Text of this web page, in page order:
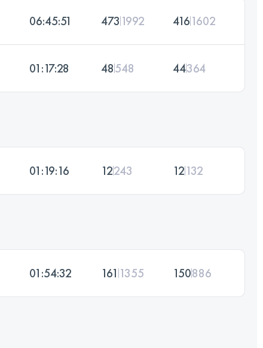
06:45:51 473 1992 4161602
01:17:28 48548 44364
01:19:16 12243 12132
01:54:32 161 1355 150886